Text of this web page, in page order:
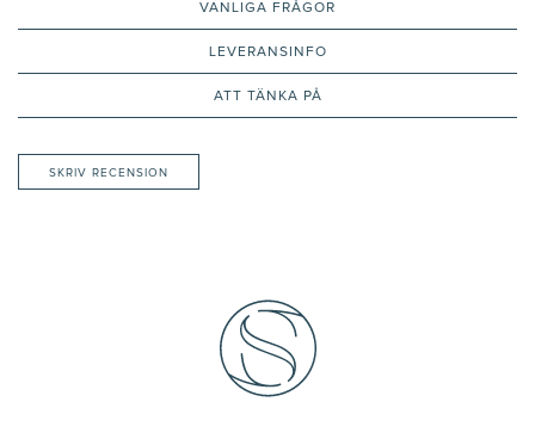
VANLIGA FRÅGOR
LEVERANSINFO
ATT TÄNKA PÅ
SKRIV RECENSION